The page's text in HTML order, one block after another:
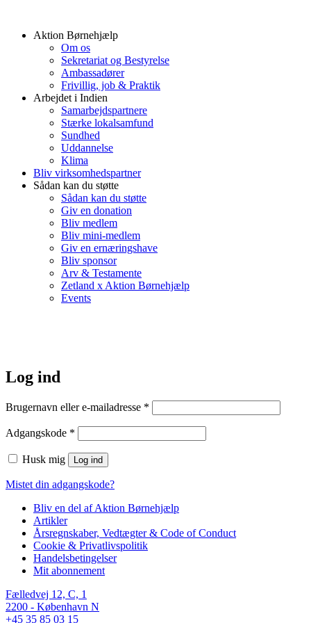
Aktion Børnehjælp
Om os
Sekretariat og Bestyrelse
Ambassadører
Frivillig, job & Praktik
Arbejdet i Indien
Samarbejdspartnere
Stærke lokalsamfund
Sundhed
Uddannelse
Klima
Bliv virksomhedspartner
Sådan kan du støtte
Sådan kan du støtte
Giv en donation
Bliv medlem
Bliv mini-medlem
Giv en ernæringshave
Bliv sponsor
Arv & Testamente
Zetland x Aktion Børnehjælp
Events
Log ind
Brugernavn eller e-mailadresse *
Adgangskode *
Husk mig Log ind
Mistet din adgangskode?
Bliv en del af Aktion Børnehjælp
Artikler
Årsregnskaber, Vedtægter & Code of Conduct
Cookie & Privatlivspolitik
Handelsbetingelser
Mit abonnement
Fælledvej 12, C, 1
2200 - København N
+45 35 85 03 15